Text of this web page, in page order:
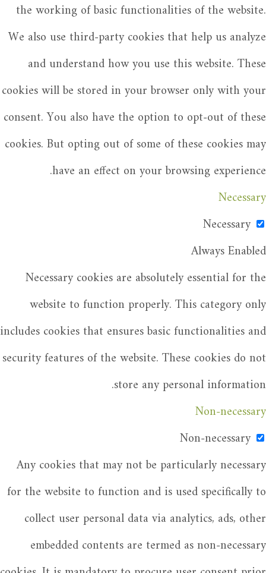
the working of basic functionalities of the website.
We also use third-party cookies that help us analyze
and understand how you use this website. These
cookies will be stored in your browser only with your
consent. You also have the option to opt-out of these
cookies. But opting out of some of these cookies may
have an effect on your browsing experience.
Necessary
Necessary
Always Enabled
Necessary cookies are absolutely essential for the
website to function properly. This category only
includes cookies that ensures basic functionalities and
security features of the website. These cookies do not
store any personal information.
Non-necessary
Non-necessary
Any cookies that may not be particularly necessary
for the website to function and is used specifically to
collect user personal data via analytics, ads, other
embedded contents are termed as non-necessary